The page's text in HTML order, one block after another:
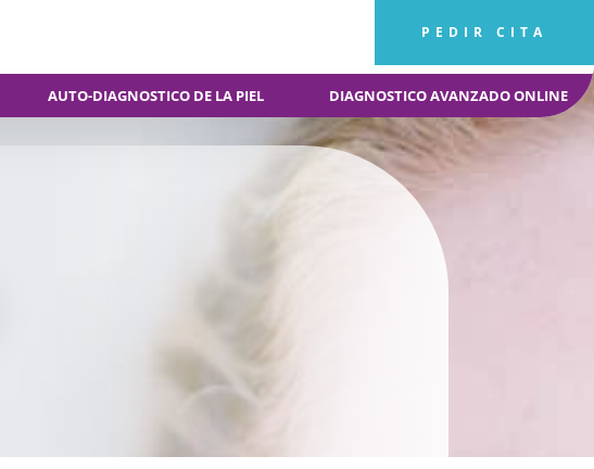
PEDIR CITA
AUTO-DIAGNOSTICO DE LA PIEL DIAGNOSTICO AVANZADO ONLINE